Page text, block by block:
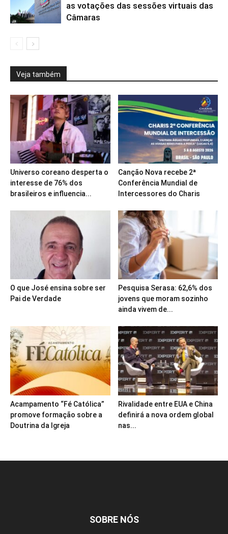
as votações das sessões virtuais das
Câmaras
Veja também
Universo coreano desperta o
interesse de 76% dos
brasileiros e influencia...
Canção Nova recebe 2ª
Conferência Mundial de
Intercessores do Charis
O que José ensina sobre ser
Pai de Verdade
Pesquisa Serasa: 62,6% dos
jovens que moram sozinho
ainda vivem de...
Acampamento “Fé Católica”
promove formação sobre a
Doutrina da Igreja
Rivalidade entre EUA e China
definirá a nova ordem global
nas...
SOBRE NÓS